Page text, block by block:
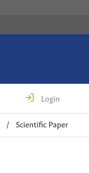
Login
/ Scientific Paper